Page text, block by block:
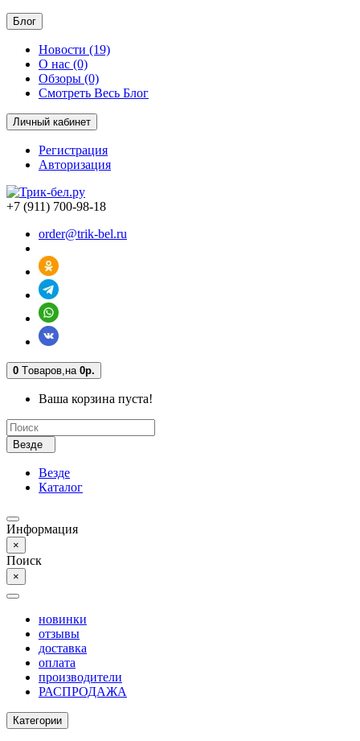
Блог
Новости (19)
О нас (0)
Обзоры (0)
Смотреть Весь Блог
Личный кабинет
Регистрация
Авторизация
+7 (911) 700-98-18
order@trik-bel.ru
0 Tоваров,на 0р.
Ваша корзина пуста!
Везде
Везде
Каталог
Информация
×
Поиск
×
новинки
отзывы
доставка
оплата
производители
РАСПРОДАЖА
Категории